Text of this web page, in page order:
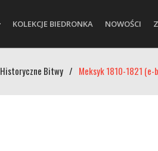
KOLEKCJE BIEDRONKA NOWOŚCI
Historyczne Bitwy / Meksyk 1810-1821 (e-